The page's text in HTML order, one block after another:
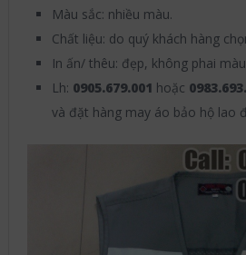
Màu sắc: nhiều màu.
Chất liệu: do quý khách hàng
In ấn/ thêu: đẹp, không phai
Lh: 0905.679.001 hoặc
và đặt hàng may áo bảo hộ lao